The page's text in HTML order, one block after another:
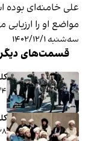
علی خامنه‌ای بوده
مواضع او را ارزیابی
سه‌شنبه ۱۴۰۲/۱۲/۱
قسمت‌های دیگر